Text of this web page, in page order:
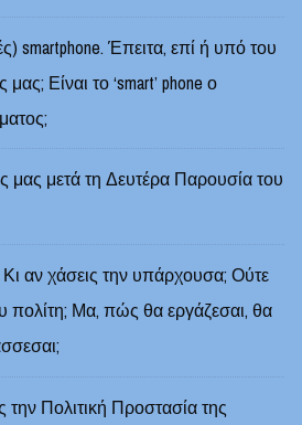
smartphone. Έπειτα, επί ή υπό του
Είναι το ‘smart’ phone ο
μετά τη Δευτέρα Παρουσία του
Κι αν χάσεις την υπάρχουσα; Ούτε
πολίτη; Μα, πώς θα εργάζεσαι, θα
Πολιτική Προστασία της